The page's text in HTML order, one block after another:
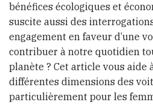
bénéfices écologiques et
suscite aussi des
engagement en faveur d’une
contribuer à notre quotidien
planète ? Cet article vous aide
différentes dimensions des
particulièrement pour les